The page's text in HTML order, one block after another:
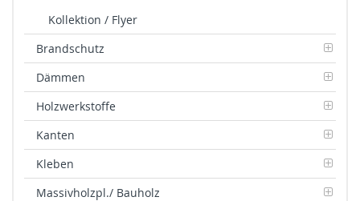
Kollektion / Flyer
Brandschutz
Dämmen
Holzwerkstoffe
Kanten
Kleben
Massivholzpl./ Bauholz